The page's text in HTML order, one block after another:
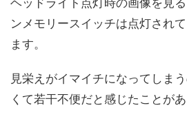
ヘッドライト点灯時の画像を見
ンメモリースイッチは点灯され
ます。
見栄えがイマイチになってしま
くて若干不便だと感じたことがあ